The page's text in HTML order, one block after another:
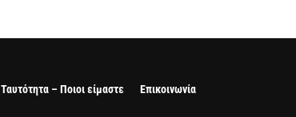
Ταυτότητα – Ποιοι είμαστε Επικοινωνία